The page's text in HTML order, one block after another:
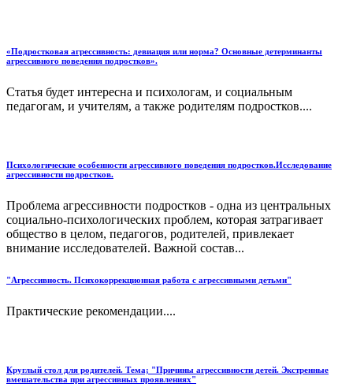
«Подростковая агрессивность: девиация или норма? Основные детерминанты
агрессивного поведения подростков».
Статья будет интересна и психологам, и социальным
педагогам, и учителям, а также родителям подростков....
Психологические особенности агрессивного поведения подростков.Исследование
агрессивности подростков.
Проблема агрессивности подростков - одна из центральных
социально-психологических проблем, которая затрагивает
общество в целом, педагогов, родителей, привлекает
внимание исследователей. Важной состав...
"Агрессивность. Психокоррекционная работа с агрессивными детьми"
Практические рекомендации....
Круглый стол для родителей. Тема; "Причины агрессивности детей. Экстренные
вмешательства при агрессивных проявлениях"